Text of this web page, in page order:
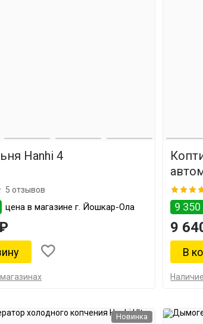
Hanhi 4
5 отзывов
цена в магазине г. Йошкар-Ола 9
9
Новинка